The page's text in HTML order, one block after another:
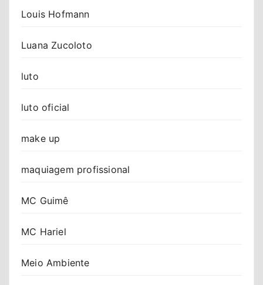
Louis Hofmann
Luana Zucoloto
luto
luto oficial
make up
maquiagem profissional
MC Guimê
MC Hariel
Meio Ambiente